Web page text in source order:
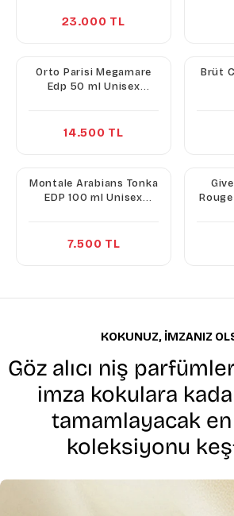
23.000 TL
Orto Parisi Megamare
Edp 50 ml Unisex
14.500 TL
Brüt
Montale Arabians Tonka
EDP 100 ml Unisex
7.500 TL
KOKUNUZ, İMZANIZ
Göz alıcı niş
imza kokulara
tamamlayacak
koleksiyonu